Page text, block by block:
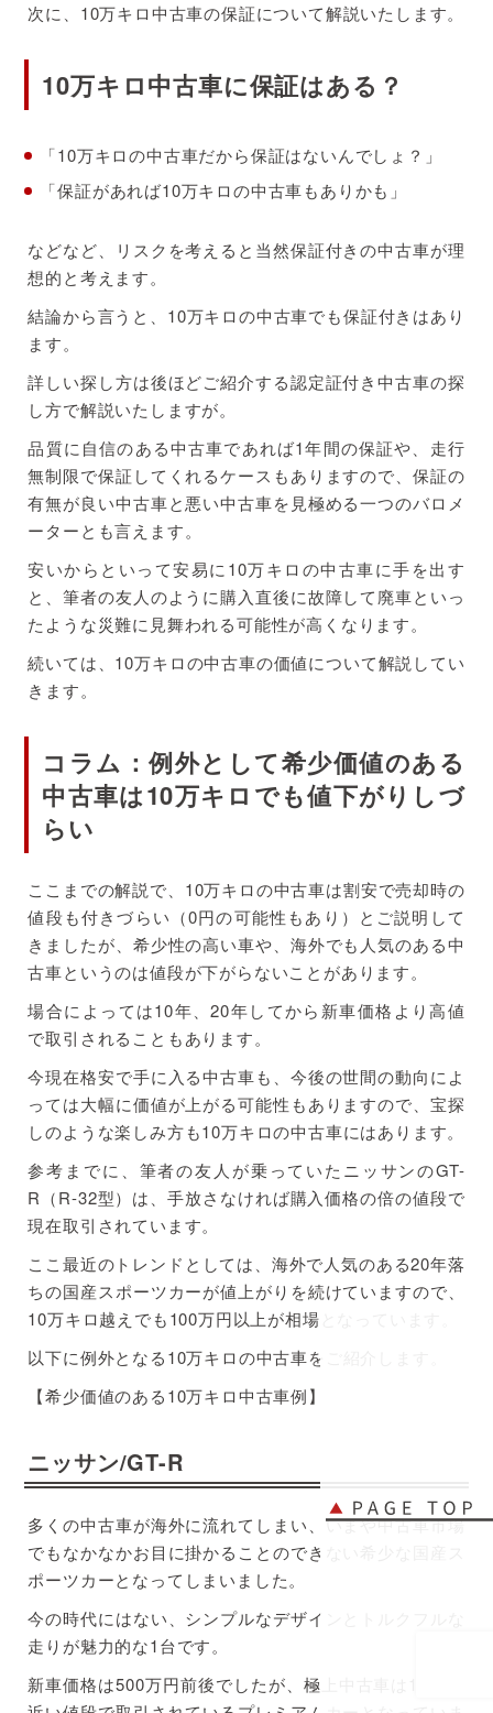
次に、10万キロ中古車の保証について解説いたします。
10万キロ中古車に保証はある？
「10万キロの中古車だから保証はないんでしょ？」
「保証があれば10万キロの中古車もありかも」
などなど、リスクを考えると当然保証付きの中古車が理
想的と考えます。
結論から言うと、10万キロの中古車でも保証付きはあり
ます。
詳しい探し方は後ほどご紹介する認定証付き中古車の探
し方で解説いたしますが。
品質に自信のある中古車であれば1年間の保証や、走行
無制限で保証してくれるケースもありますので、保証の
有無が良い中古車と悪い中古車を見極める一つのバロメ
ーターとも言えます。
安いからといって安易に10万キロの中古車に手を出す
と、筆者の友人のように購入直後に故障して廃車といっ
たような災難に見舞われる可能性が高くなります。
続いては、10万キロの中古車の価値について解説してい
きます。
コラム：例外として希少価値のある
中古車は10万キロでも値下がりしづ
らい
ここまでの解説で、10万キロの中古車は割安で売却時の
値段も付きづらい（0円の可能性もあり）とご説明して
きましたが、希少性の高い車や、海外でも人気のある中
古車というのは値段が下がらないことがあります。
場合によっては10年、20年してから新車価格より高値
で取引されることもあります。
今現在格安で手に入る中古車も、今後の世間の動向によ
っては大幅に価値が上がる可能性もありますので、宝探
しのような楽しみ方も10万キロの中古車にはあります。
参考までに、筆者の友人が乗っていたニッサンのGT-
R（R-32型）は、手放さなければ購入価格の倍の値段で
現在取引されています。
ここ最近のトレンドとしては、海外で人気のある20年落
ちの国産スポーツカーが値上がりを続けていますので、
10万キロ越えでも100万円以上が相場となっています。
以下に例外となる10万キロの中古車をご紹介します。
【希少価値のある10万キロ中古車例】
ニッサン/GT-R
多くの中古車が海外に流れてしまい、いまや中古車市場
でもなかなかお目に掛かることのできない希少な国産ス
ポーツカーとなってしまいました。
今の時代にはない、シンプルなデザインとトルクフルな
走りが魅力的な1台です。
新車価格は500万円前後でしたが、極上中古車は1000万